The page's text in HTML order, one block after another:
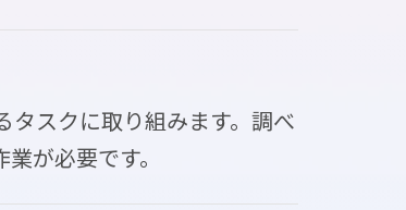
タスクに取り組みます。調べ
が必要です。